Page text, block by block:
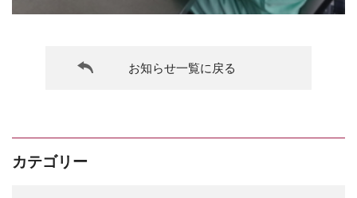
お知らせ一覧に戻る
カテゴリー